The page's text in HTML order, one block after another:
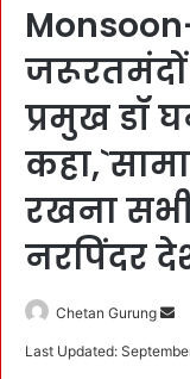
जरूरतमंदों
प्रमुख डॉ
रखना सभी
नरपिंदर
Chetan Gurung
Last Updated: